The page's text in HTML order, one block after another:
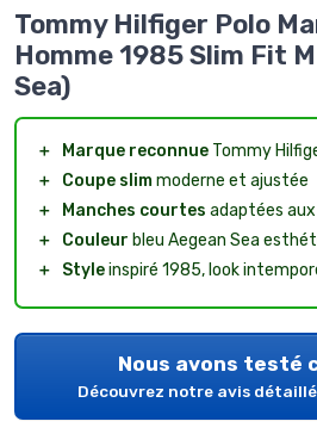
Tommy Hilfiger Polo
Homme 1985 Slim Fit
Sea)
＋ Marque reconnue Tommy
＋
Coupe slimmoderne et ajustée
＋
Manches courtes adaptées
＋
Couleur bleu Aegean Sea
＋
Styleinspiré 1985, look
Nous avons testé
Découvrez notre avis